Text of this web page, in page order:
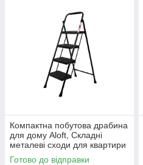
Компактна побутова драбина
для дому Aloft, Складні
металеві сходи для квартири
на 4 сходинки
Готово до відправки